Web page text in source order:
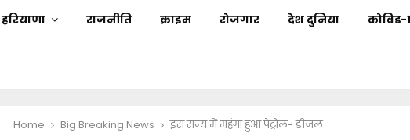
हरियाणा राजनीति क्राइम रोजगार देश दुनिया कोविड-
Home Big Breaking News इस राज्य में महंगा हुआ पेट्रोल- डीजल